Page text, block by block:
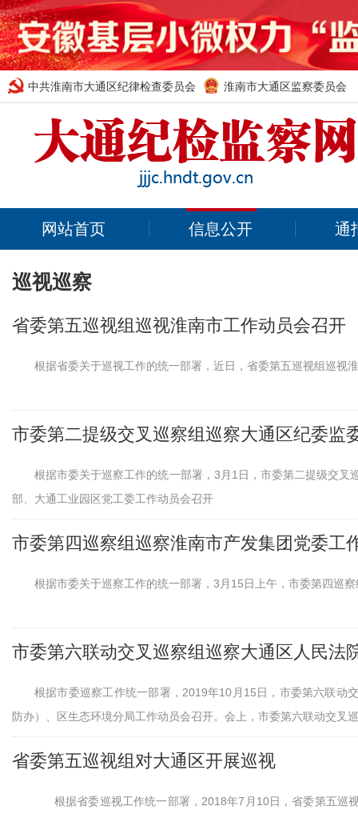
中共淮南市大通区纪律检查委员会 淮南市大通区监察委员会
网站首页 信息公开 通
巡视巡察
省委第五巡视组巡视淮南市工作动员会召开
根据省委关于巡视工作的统一部署，近日，省委第五巡视组巡视
根据市委关于巡察工作的统一部署，3月1日，市委第二提级交叉
部、大通工业园区党工委工作动员会召开
市委第四巡察组巡察淮南市产发集团党委工
根据市委关于巡察工作的统一部署，3月15日上午，市委第四巡
根据市委巡察工作统一部署，2019年10月15日，市委第六联动
防办）、区生态环境分局工作动员会召开。会上，市委第六联动交叉
省委第五巡视组对大通区开展巡视
根据省委巡视工作统一部署，2018年7月10日，省委第五巡